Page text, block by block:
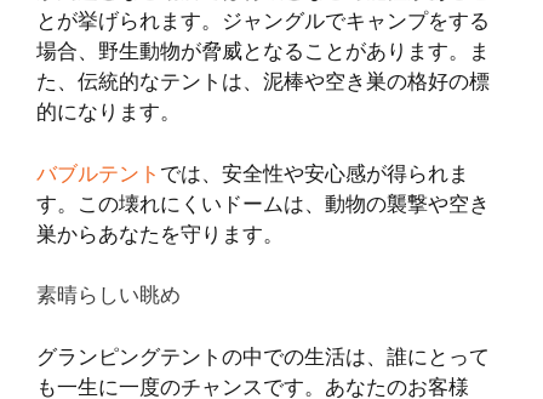
とが挙げられます。ジャングルでキャンプをする
場合、野生動物が脅威となることがあります。ま
た、伝統的なテントは、泥棒や空き巣の格好の標
的になります。
バブルテント では、安全性や安心感が得られま
す。この壊れにくいドームは、動物の襲撃や空き
巣からあなたを守ります。
素晴らしい眺め
グランピングテントの中での生活は、誰にとって
も一生に一度のチャンスです。あなたのお客様